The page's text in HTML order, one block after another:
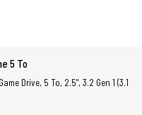
5 To
Drive, 5 To, 2.5", 3.2 Gen 1 (3.1